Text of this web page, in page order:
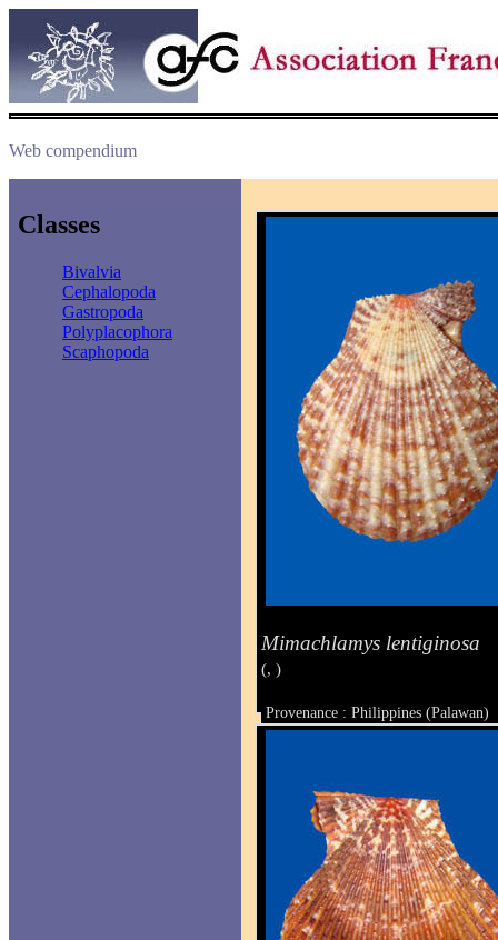
Web compendium
Classes
Bivalvia
Cephalopoda
Gastropoda
Polyplacophora
Scaphopoda
Mimachlamys lentiginosa
(, )
Provenance : Philippines (Palawan)
Taille : 36.3 x 45 mm